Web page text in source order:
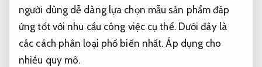
người dùng dễ dàng lựa chọn mẫu sản phẩm đáp
ứng tốt với nhu cầu công việc cụ thể. Dưới đây là
các cách phân loại phổ biến nhất.Áp dụng cho
nhiều quy mô.